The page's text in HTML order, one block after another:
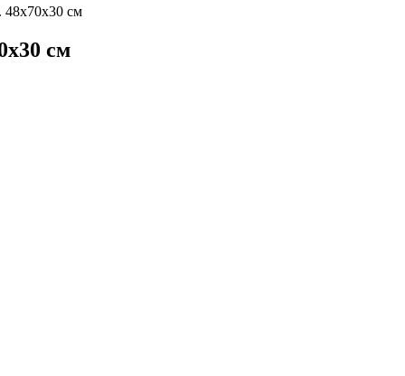
48x70x30 см
см